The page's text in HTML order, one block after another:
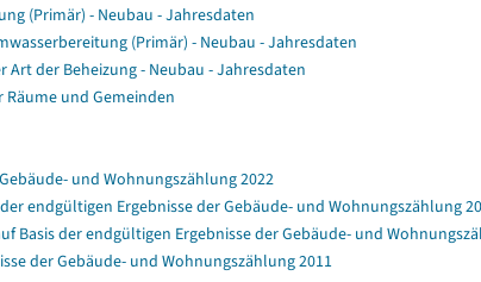
(Primär) - Neubau - Jahresdaten
(Primär) - Neubau - Jahresdaten
der Beheizung - Neubau - Jahresdaten
und Gemeinden
und Wohnungszählung 2022
endgültigen Ergebnisse der Gebäude- und Wohnungszählung
der endgültigen Ergebnisse der Gebäude- und
der Gebäude- und Wohnungszählung 2011